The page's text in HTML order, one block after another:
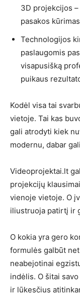
3D projekcijos
pasakos
Technologijos
paslaugomis
visapusišką
puikaus
Kodėl visa tai
vietoje. Tai kas
gali atrodyti kiek
modernu, dabar
Videoprojektai.lt
projekcijų
vienoje vietoje. O
iliustruoja patirtį ir
O kokia yra gero
formulės galbūt
neabejotinai
indėlis. O šitai
ir lūkesčius